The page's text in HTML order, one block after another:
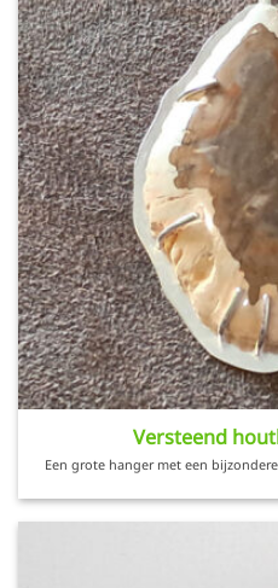
Versteend
Een grote hanger met een